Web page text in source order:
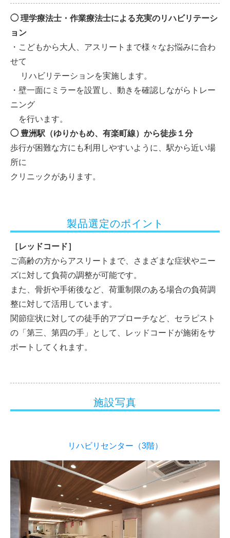
◯ 理学療法士・作業療法士による充実のリハビリテーシ
ョン
・こどもから大人、アスリートまで様々なお悩みに合わ
せて
リハビリテーションを実施します。
・壁一面にミラーを設置し、動きを確認しながらトレー
ニング
を行います。
◯ 豊洲駅（ゆりかもめ、有楽町線）から徒歩１分
歩行が困難な方にも利用しやすいように、駅から近い場
所に
クリニックがあります。
製品選定のポイント
［レッドコード］
ご高齢の方からアスリートまで、さまざまな症状やニー
ズに対して負荷の調整が可能です。
また、骨折や手術後など、荷重制限のある場合の負荷調
整に対して活用しています。
関節症状に対しての徒手的アプローチなど、セラピスト
の「第三、第四の手」として、レッドコードが施術をサ
ポートしてくれます。
施設写真
リハビリセンター（3階）